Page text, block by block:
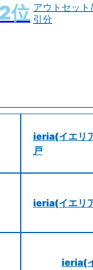
アウトセット
引分
ieria(イエリ
戸
ieria(イエリ
ieria(